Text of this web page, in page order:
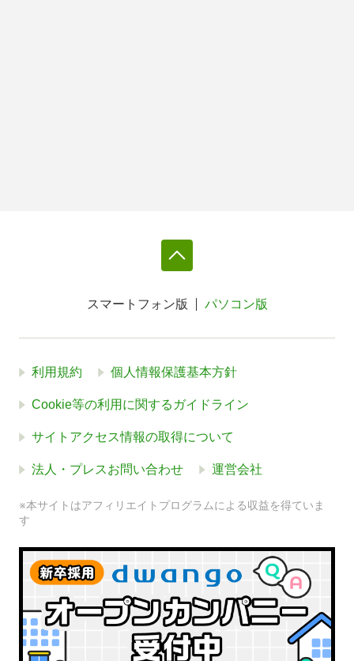
スマートフォン版 パソコン版
利用規約 個人情報保護基本方針
Cookie等の利用に関するガイドライン
サイトアクセス情報の取得について
法人・プレスお問い合わせ 運営会社
※本サイトはアフィリエイトプログラムによる収益を得ていま
す